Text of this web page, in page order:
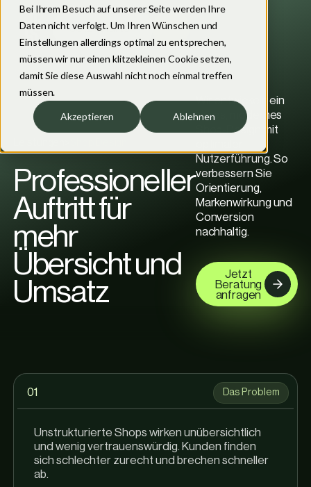
Bei Ihrem Besuch auf unserer Seite werden Ihre
Daten nicht verfolgt. Um Ihren Wünschen und
Einstellungen allerdings optimal zu entsprechen,
müssen wir nur einen klitzekleinen Cookie setzen,
damit Sie diese Auswahl nicht noch einmal treffen
müssen.
Akzeptieren Ablehnen
Jetzt starten
Professioneller
Auftritt für
mehr
Übersicht und
Umsatz
Wir entwickeln ein
klares, modernes
Shop-Design mit
Nutzerführung. So
verbessern Sie
Orientierung,
Markenwirkung und
Conversion
nachhaltig.
Jetzt
Beratung
anfragen
01 Das Problem
Unstrukturierte Shops wirken unübersichtlich
und wenig vertrauenswürdig. Kunden finden
sich schlechter zurecht und brechen schneller
ab.